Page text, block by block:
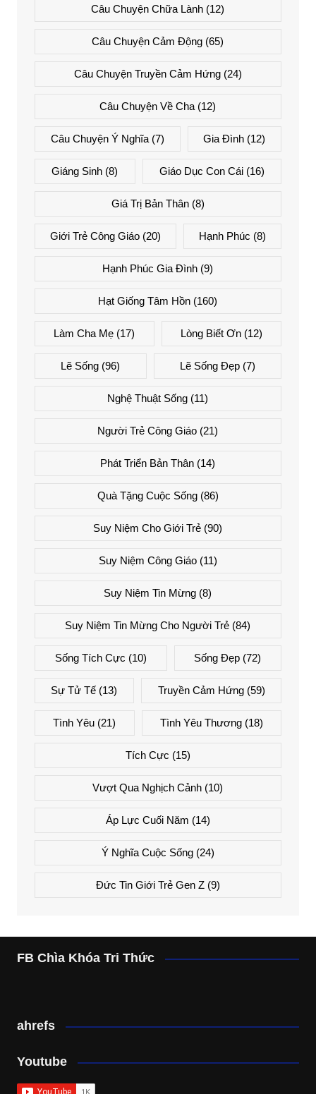
Câu Chuyện Chữa Lành (12)
Câu Chuyện Cảm Động (65)
Câu Chuyện Truyền Cảm Hứng(24)
Câu Chuyện Về Cha (12)
Câu Chuyện Ý Nghĩa(7) Gia Đình (12)
Giáng Sinh (8) Giáo Dục Con Cái(16)
Giá Trị Bản Thân(8)
Giới Trẻ Công Giáo(20) Hạnh Phúc (8)
Hạnh Phúc Gia Đình (9)
Hạt Giống Tâm Hồn (160)
Làm Cha Mẹ (17) Lòng Biết Ơn(12)
Lẽ Sống (96) Lẽ Sống Đẹp(7)
Nghệ Thuật Sống (11)
Người Trẻ Công Giáo (21)
Phát Triển Bản Thân (14)
Quà Tặng Cuộc Sống(86)
Suy Niệm Cho Giới Trẻ (90)
Suy Niệm Công Giáo(11)
Suy Niệm Tin Mừng (8)
Suy Niệm Tin Mừng Cho Người Trẻ (84)
Sống Tích Cực (10) Sống Đẹp (72)
Sự Tử Tế (13) Truyền Cảm Hứng(59)
Tình Yêu (21) Tình Yêu Thương(18)
Tích Cực (15)
Vượt Qua Nghịch Cảnh (10)
Áp Lực Cuối Năm (14)
Ý Nghĩa Cuộc Sống(24)
Đức Tin Giới Trẻ Gen Z(9)
FB Chìa Khóa Tri Thức
ahrefs
Youtube